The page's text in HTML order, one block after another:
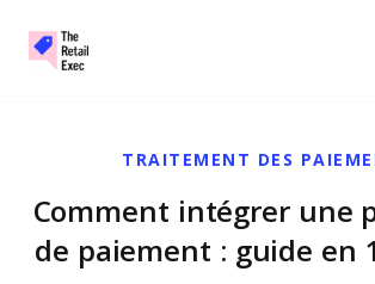
TRAITEMENT DES
Comment intégrer une
de paiement : guide en